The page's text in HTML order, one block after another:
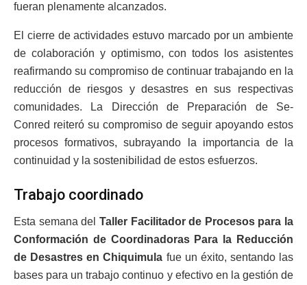
fueran plenamente alcanzados.
El cierre de actividades estuvo marcado por un ambiente
de colaboración y optimismo, con todos los asistentes
reafirmando su compromiso de continuar trabajando en la
reducción de riesgos y desastres en sus respectivas
comunidades. La Dirección de Preparación de Se-
Conred reiteró su compromiso de seguir apoyando estos
procesos formativos, subrayando la importancia de la
continuidad y la sostenibilidad de estos esfuerzos.
Trabajo coordinado
Esta semana del Taller Facilitador de Procesos para la
Conformación de Coordinadoras Para la Reducción
de Desastres en Chiquimula fue un éxito, sentando las
bases para un trabajo continuo y efectivo en la gestión de